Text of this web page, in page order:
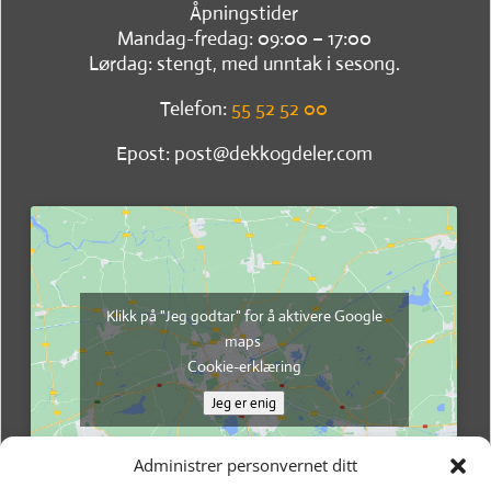
Administrer personvernet ditt
Åpningstider
Mandag-fredag: 09:00 – 17:00
Lørdag: stengt, med unntak i sesong.
Telefon: 55 52 52 00
Epost: post@dekkogdeler.com
Klikk på "Jeg godtar" for å aktivere Google
maps
Cookie-erklæring
Jeg er enig